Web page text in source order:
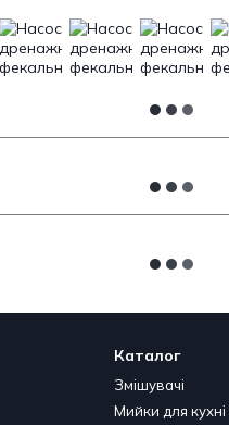
Каталог
Змішувачі
Мийки для кухні